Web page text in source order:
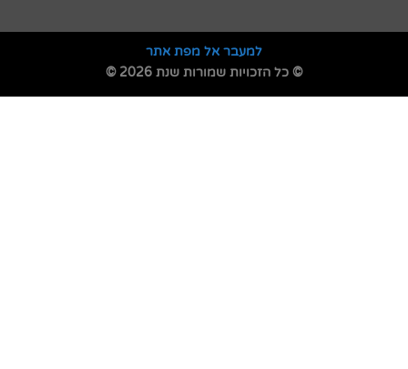
למעבר אל מפת אתר
© כל הזכויות שמורות שנת 2026 ©